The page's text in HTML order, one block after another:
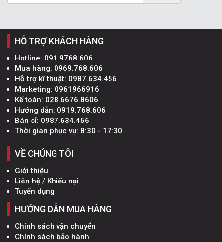
HỖ TRỢ KHÁCH HÀNG
Hotline: 091.9768.606
Mua hàng: 0969.768.606
Hỗ trợ kĩ thuật: 0987.634.456
Marketing: 0961966916
Kế toán: 028.6676.8606
Hướng dẫn: 0919.768.606
Bán sỉ: 0987.634.456
Thời gian phục vụ: 8:30 - 17:30
VỀ CHÚNG TÔI
Giới thiệu
Liên hệ / Khiếu nại
Tuyển dụng
HƯỚNG DẪN MUA HÀNG
Chính sách vận chuyển
Chính sách bảo hành